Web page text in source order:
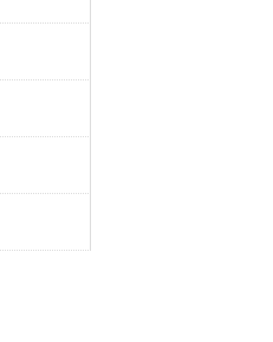
bereikbaar en op mijn vraag